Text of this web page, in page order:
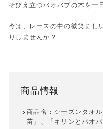
そびえ立つバオバブの木を一
今は、レースの中の微笑まし
りしませんか？
商品情報
商品名：シーズンタオ
苗」、「キリンとバオバ